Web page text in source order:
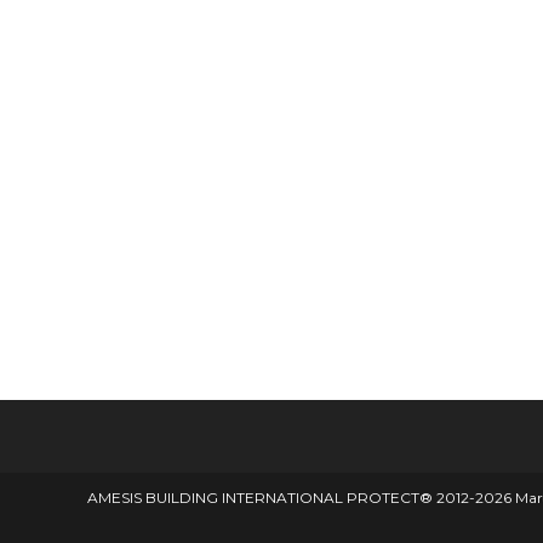
AMESIS BUILDING INTERNATIONAL PROTECT® 2012-2026